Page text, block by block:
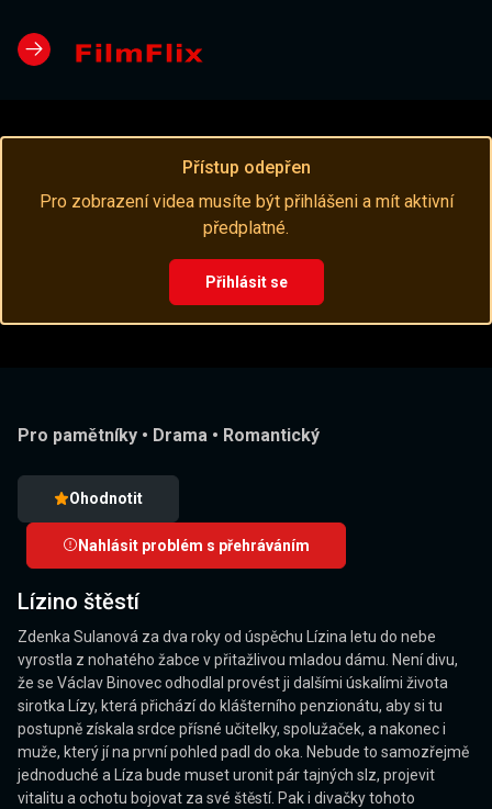
Přístup odepřen
Pro zobrazení videa musíte být přihlášeni a mít aktivní
předplatné.
Přihlásit se
Pro pamětníky • Drama • Romantický
Ohodnotit
Nahlásit problém s přehráváním
Lízino štěstí
Zdenka Sulanová za dva roky od úspěchu Lízina letu do nebe
vyrostla z nohatého žabce v přitažlivou mladou dámu. Není divu,
že se Václav Binovec odhodlal provést ji dalšími úskalími života
sirotka Lízy, která přichází do klášterního penzionátu, aby si tu
postupně získala srdce přísné učitelky, spolužaček, a nakonec i
muže, který jí na první pohled padl do oka. Nebude to samozřejmě
jednoduché a Líza bude muset uronit pár tajných slz, projevit
vitalitu a ochotu bojovat za své štěstí. Pak i divačky tohoto